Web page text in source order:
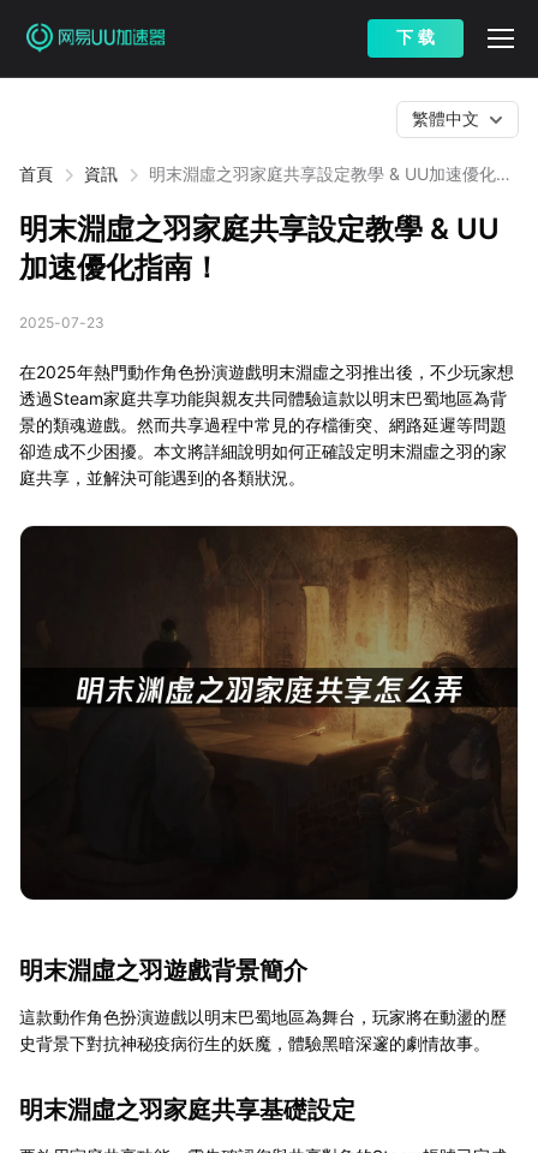
下 载
首頁 資訊
明末淵虛之羽家庭共享設定教學 & UU加速優化指
繁體中文
明末淵虛之羽家庭共享設定教學 & UU
加速優化指南！
2025-07-23
在2025年熱門動作角色扮演遊戲明末淵虛之羽推出後，不少玩家想
透過Steam家庭共享功能與親友共同體驗這款以明末巴蜀地區為背
景的類魂遊戲。然而共享過程中常見的存檔衝突、網路延遲等問題
卻造成不少困擾。本文將詳細說明如何正確設定明末淵虛之羽的家
庭共享，並解決可能遇到的各類狀況。
明末淵虛之羽遊戲背景簡介
這款動作角色扮演遊戲以明末巴蜀地區為舞台，玩家將在動盪的歷
史背景下對抗神秘疫病衍生的妖魔，體驗黑暗深邃的劇情故事。
明末淵虛之羽家庭共享基礎設定